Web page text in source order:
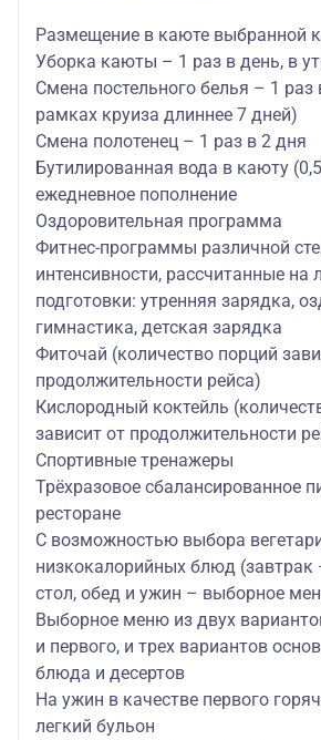
Размещение в каюте выбранной
Уборка каюты – 1 раз в день, в
Смена постельного белья – 1 раз
рамках круиза длиннее 7 дней)
Смена полотенец – 1 раз в 2 дня
Бутилированная вода в каюту
ежедневное пополнение
Оздоровительная программа
Фитнес-программы различной
интенсивности, рассчитанные на
подготовки: утренняя зарядка,
гимнастика, детская зарядка
Фиточай (количество порций
продолжительности рейса)
Кислородный коктейль
зависит от продолжительности
Спортивные тренажеры
Трёхразовое сбалансированное
ресторане
С возможностью выбора
низкокалорийных блюд (завтрак
стол, обед и ужин – выборное
Выборное меню из двух
и первого, и трех вариантов
блюда и десертов
На ужин в качестве первого
легкий бульон